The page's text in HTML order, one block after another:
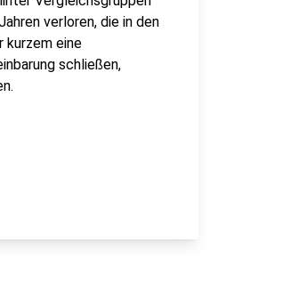
verloren, die in den
kurzem eine
schließen,